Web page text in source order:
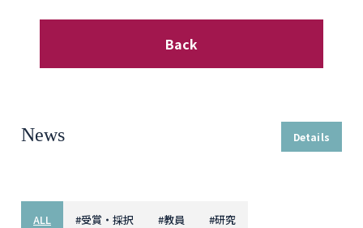
Back
News Details
ALL #受賞・採択 #教員 #研究